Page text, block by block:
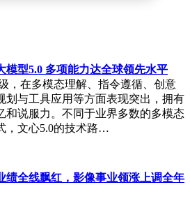
模型5.0 多项能力达全球领先水平
，在多模态理解、指令遵循、创意
划与工具应用等方面表现突出，拥有
和说服力。不同于业界多数的多模态
，文心5.0的技术路…
绩全线飘红，影像事业领涨上调全年